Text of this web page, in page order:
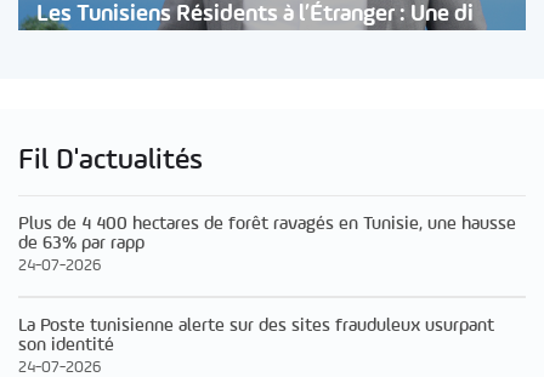
Les Tunisiens Résidents à l’Étranger : Une di
Fil D'actualités
Plus de 4 400 hectares de forêt ravagés en Tunisie, une hausse
de 63% par rapp
24-07-2026
La Poste tunisienne alerte sur des sites frauduleux usurpant
son identité
24-07-2026